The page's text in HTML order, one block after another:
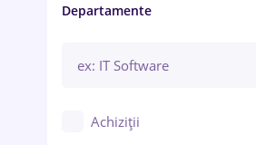
Brașov
Bacău
Galați (Galați)
Departamente
Achiziții